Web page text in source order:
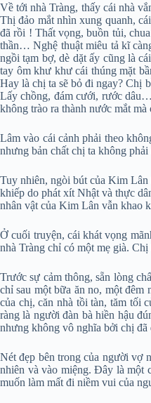
Về tới nhà Tràng, thấy cái nhà
Thị đảo mắt nhìn xung quanh,
đã rồi ! Thất vọng, buồn tủi,
thần… Nghệ thuật miêu tả kĩ
ngồi tạm bợ, dè dặt ấy cũng là
tay ôm khư khư cái thúng mặt
Hay là chị ta sẽ bỏ đi ngay? Chị
Lấy chồng, đám cưới, rước
không trào ra thành nước mắt
Lâm vào cái cảnh phải theo
nhưng bản chất chị ta không phải
Tuy nhiên, ngòi bút của Kim Lân
khiếp do phát xít Nhật và thực
nhân vật của Kim Lân vẫn khao
Ở cuối truyện, cái khát vọng
nhà Tràng chỉ có một mẹ già.
Trước sự cảm thông, sẵn lòng
chỉ sau một bữa ăn no, một đêm
của chị, căn nhà tồi tàn, tăm tối
ràng là người đàn bà hiền hậu
nhưng không vô nghĩa bởi chị
Nét đẹp bên trong của người vợ
nhiên và vào miệng. Đây là một
muốn làm mất đi niềm vui của